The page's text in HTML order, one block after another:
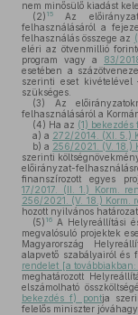
nem minősülő kiadást
(2) 15 Az
felhasználásáról a
felhasználás összege az
eléri az ötvenmillió
program vagy a 83/
esetében a
szerinti eset kivételével
szükséges.
(3) Az
felhasználásáról a
(4) Ha az (1) bekezdés
a) a 272/2014. (XI. 5.)
b) a 256/2021. (V. 18.)
szerinti
előirányzat-
finanszírozott egyes
17/2017. (II. 1.) Korm.
256/2021. (V. 18.) Korm.
hozott nyilvános
(5) 16 A Helyreállítási
megvalósuló projektek
Magyarország
alapvető szabályairól és
rendelet [a
meghatározott
elszámolható
bekezdés f) pontja
felelős miniszter